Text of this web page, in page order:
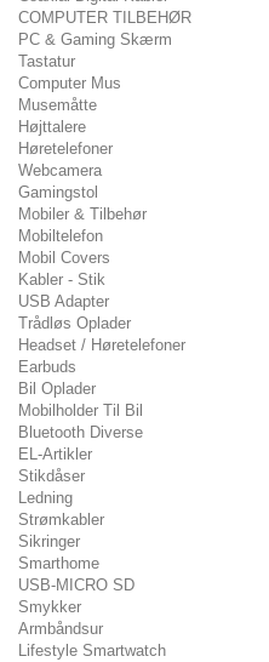
COMPUTER TILBEHØR
PC & Gaming Skærm
Tastatur
Computer Mus
Musemåtte
Højttalere
Høretelefoner
Webcamera
Gamingstol
Mobiler & Tilbehør
Mobiltelefon
Mobil Covers
Kabler - Stik
USB Adapter
Trådløs Oplader
Headset / Høretelefoner
Earbuds
Bil Oplader
Mobilholder Til Bil
Bluetooth Diverse
EL-Artikler
Stikdåser
Ledning
Strømkabler
Sikringer
Smarthome
USB-MICRO SD
Smykker
Armbåndsur
Lifestyle Smartwatch